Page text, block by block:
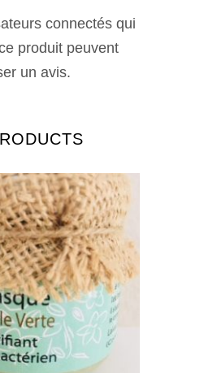
connectés qui
produit peuvent
un avis.